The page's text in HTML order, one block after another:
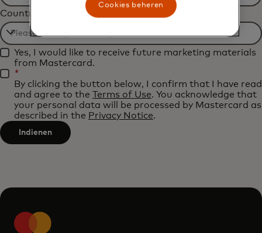
Filtering
will
be
applied
after
3
characters.
Country
Filtering
will
be
applied
after
characters.
Yes, I would like to receive future marketing materials
from Mastercard.
*
By clicking the button below, I confirm that I have read
and agree to the Terms of Use. You acknowledge that
your personal data will be processed by Mastercard as
described in the Privacy Notice.
Indienen
Cookies beheren